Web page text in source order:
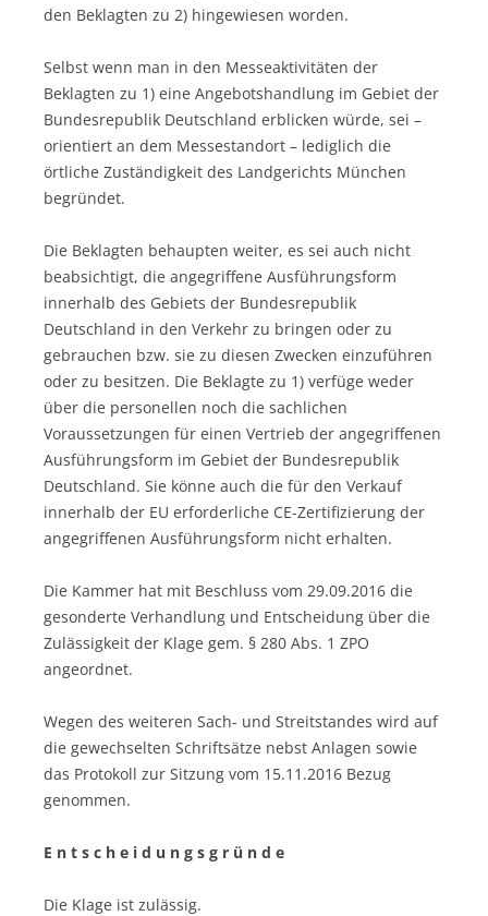
den Beklagten zu 2) hingewiesen worden.
Selbst wenn man in den Messeaktivitäten der
Beklagten zu 1) eine Angebotshandlung im Gebiet der
Bundesrepublik Deutschland erblicken würde, sei –
orientiert an dem Messestandort – lediglich die
örtliche Zuständigkeit des Landgerichts München
begründet.
Die Beklagten behaupten weiter, es sei auch nicht
beabsichtigt, die angegriffene Ausführungsform
innerhalb des Gebiets der Bundesrepublik
Deutschland in den Verkehr zu bringen oder zu
gebrauchen bzw. sie zu diesen Zwecken einzuführen
oder zu besitzen. Die Beklagte zu 1) verfüge weder
über die personellen noch die sachlichen
Voraussetzungen für einen Vertrieb der angegriffenen
Ausführungsform im Gebiet der Bundesrepublik
Deutschland. Sie könne auch die für den Verkauf
innerhalb der EU erforderliche CE-Zertifizierung der
angegriffenen Ausführungsform nicht erhalten.
Die Kammer hat mit Beschluss vom 29.09.2016 die
gesonderte Verhandlung und Entscheidung über die
Zulässigkeit der Klage gem. § 280 Abs. 1 ZPO
angeordnet.
Wegen des weiteren Sach- und Streitstandes wird auf
die gewechselten Schriftsätze nebst Anlagen sowie
das Protokoll zur Sitzung vom 15.11.2016 Bezug
genommen.
E n t s c h e i d u n g s g r ü n d e
Die Klage ist zulässig.